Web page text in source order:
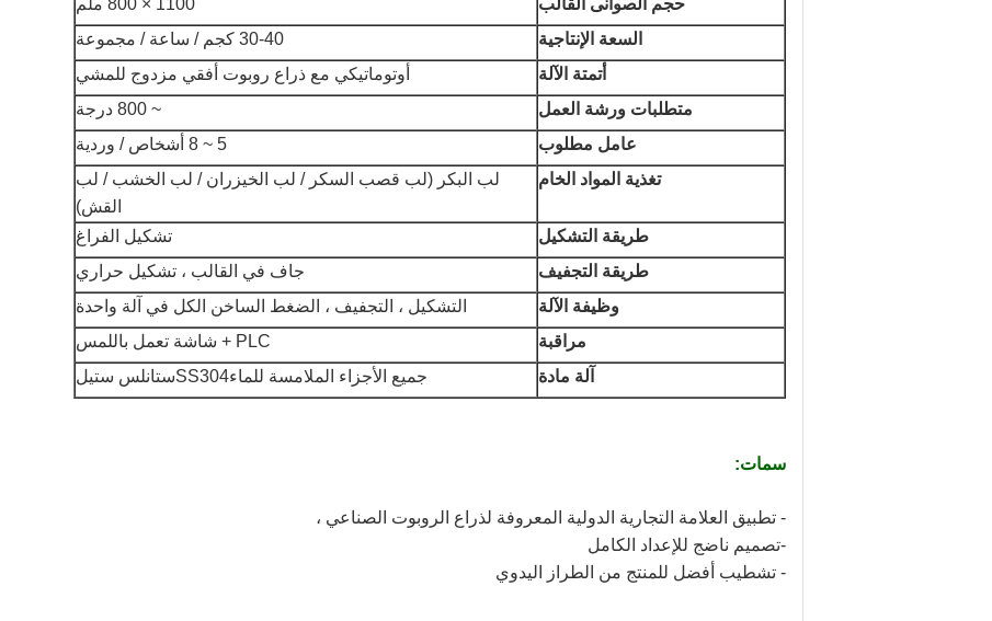
حجم الصوانى القالب
1100 × 800 ملم
السعة الإنتاجية
30-40 كجم / ساعة / مجموعة
أتمتة الآلة
أوتوماتيكي مع ذراع روبوت أفقي مزدوج للمشي
متطلبات ورشة العمل
~ 800 درجة
عامل مطلوب
5 ~ 8 أشخاص / وردية
تغذية المواد الخام
لب البكر (لب قصب السكر / لب الخيزران / لب الخشب / لب
القش)
طريقة التشكيل
تشكيل الفراغ
طريقة التجفيف
جاف في القالب ، تشكيل حراري
وظيفة الآلة
التشكيل ، التجفيف ، الضغط الساخن الكل في آلة واحدة
مراقبة
PLC + شاشة تعمل باللمس
آلة مادة
جميع الأجزاء الملامسة للماءSS304ستانلس ستيل
سمات:
- تطبيق العلامة التجارية الدولية المعروفة لذراع الروبوت الصناعي ،
-تصميم ناضج للإعداد الكامل
- تشطيب أفضل للمنتج من الطراز اليدوي